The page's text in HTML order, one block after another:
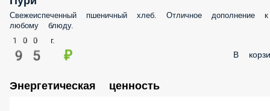
Свежеиспеченный пшеничный хлеб. Отличное дополнение к
любому блюду.
100 г.
95 ₽ В
Энергетическая ценность